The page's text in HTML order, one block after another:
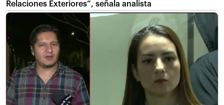
Relaciones Exteriores”, señala analista